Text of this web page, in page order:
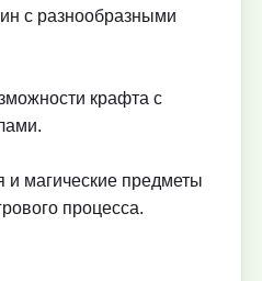
с разнообразными
крафта с
и магические предметы
процесса.